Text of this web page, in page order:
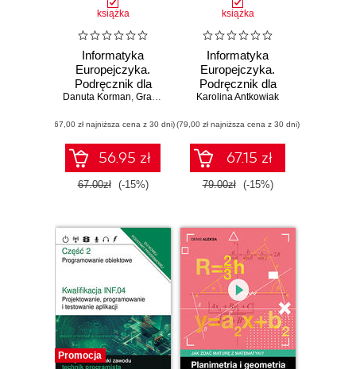
książka
Informatyka
Europejczyka.
Podręcznik dla
szkół
Zakres
podstawowy.
Część 1
Danuta Korman, Grażyna Szabłowicz-Zawadzka
(67,00 zł najniższa cena z 30 dni)
56.95 zł
67.00zł (-15%)
książka
Informatyka
Europejczyka.
Podręcznik dla
szkół
Zakres
rozszerzony.
Część 2
Karolina Antkowiak
(79,00 zł najniższa cena z 30 dni)
67.15 zł
79.00zł (-15%)
Promocja